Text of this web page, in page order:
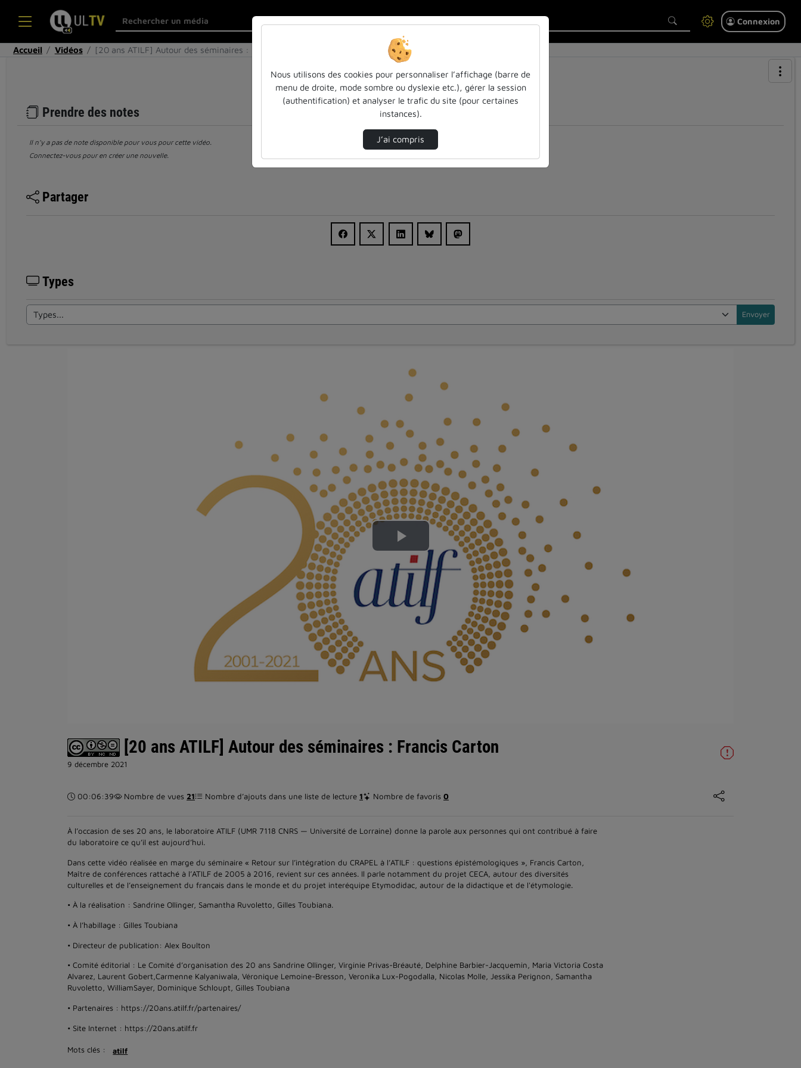
Connexion
Accueil Vidéos [20 ans ATILF] Autour des séminaires : Franc…
Prendre des notes
Il n’y a pas de note disponible pour vous pour cette vidéo.
Connectez-vous pour en créer une nouvelle.
Partager
Types
Lire
la
vidéo
[20 ans ATILF] Autour des séminaires : Francis Carton
9 décembre 2021
Durée :
00:06:39 Nombre de vues 21 Nombre d’ajouts dans une liste de lecture 1 Nombre de favoris 0
À l’occasion de ses 20 ans, le laboratoire ATILF (UMR 7118 CNRS — Université de Lorraine) donne la parole aux personnes qui ont contribué à faire
du laboratoire ce qu’il est aujourd’hui.
Dans cette vidéo réalisée en marge du séminaire « Retour sur l’intégration du CRAPEL à l’ATILF : questions épistémologiques », Francis Carton,
Maître de conférences rattaché à l’ATILF de 2005 à 2016, revient sur ces années. Il parle notamment du projet CECA, autour des diversités
culturelles et de l’enseignement du français dans le monde et du projet interéquipe Etymodidac, autour de la didactique et de l'étymologie.
• À la réalisation : Sandrine Ollinger, Samantha Ruvoletto, Gilles Toubiana.
• À l’habillage : Gilles Toubiana
• Directeur de publication: Alex Boulton
• Comité éditorial : Le Comité d’organisation des 20 ans Sandrine Ollinger, Virginie Privas-Bréauté, Delphine Barbier-Jacquemin, Maria Victoria Costa
Alvarez, Laurent Gobert,Carmenne Kalyaniwala, Véronique Lemoine-Bresson, Veronika Lux-Pogodalla, Nicolas Molle, Jessika Perignon, Samantha
Ruvoletto, WilliamSayer, Dominique Schloupt, Gilles Toubiana
• Partenaires : https://20ans.atilf.fr/partenaires/
• Site Internet : https://20ans.atilf.fr
Mots clés : atilf
Nous utilisons des cookies pour personnaliser l’affichage (barre de
menu de droite, mode sombre ou dyslexie etc.), gérer la session
(authentification) et analyser le trafic du site (pour certaines
instances).
J’ai compris